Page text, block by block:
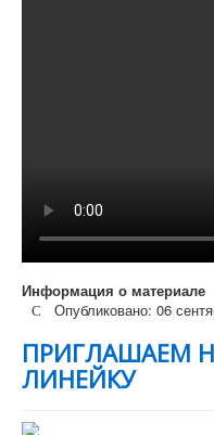
Информация о материале
Опубликовано: 06
ПРИГЛАШАЕМ
ЛИНЕЙКУ